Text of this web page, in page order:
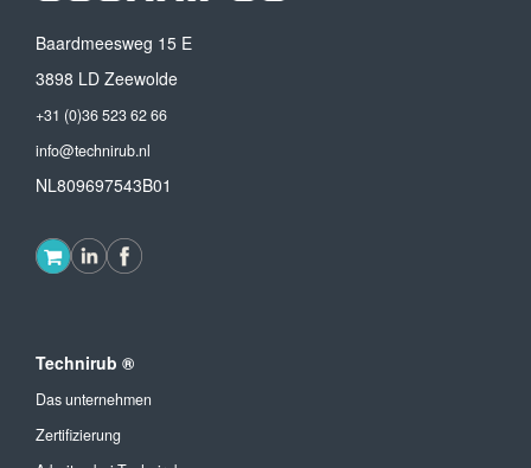
Baardmeesweg 15 E
3898 LD Zeewolde
+31 (0)36 523 62 66
info@technirub.nl
NL809697543B01
Technirub ®
Das unternehmen
Zertifizierung